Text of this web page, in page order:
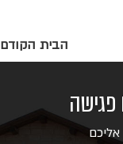
הבית הקודם
פגישה
אליכם